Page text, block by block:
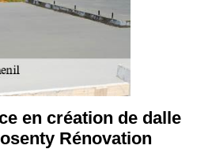
en création de dalle
Rénovation